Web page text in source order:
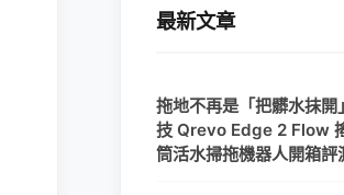
最新文章
拖地不再是「把髒水抹開
技 Qrevo Edge 2 Flow
筒活水掃拖機器人開箱評